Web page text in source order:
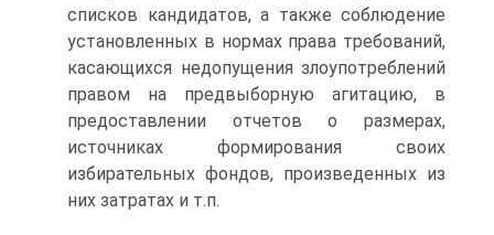
списков кандидатов, а также соблюдение
установленных в нормах права требований,
касающихся недопущения злоупотреблений
правом на предвыборную агитацию, в
предоставлении отчетов о размерах,
источниках формирования своих
избирательных фондов, произведенных из
них затратах и т.п.